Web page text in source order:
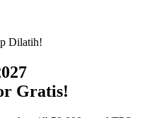
Dilatih!
Gratis!